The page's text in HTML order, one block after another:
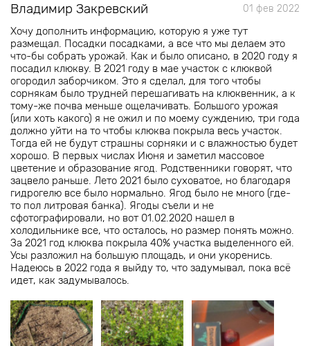
Владимир Закревский 01 фев 2022
Хочу дополнить информацию, которую я уже тут
размещал. Посадки посадками, а все что мы делаем это
что-бы собрать урожай. Как и было описано, в 2020 году я
посадил клюкву. В 2021 году в мае участок с клюквой
огородил заборчиком. Это я сделал, для того чтобы
сорнякам было трудней перешагивать на клюквенник, а к
тому-же почва меньше ощелачивать. Большого урожая
(или хоть какого) я не ожил и по моему суждению, три года
должно уйти на то чтобы клюква покрыла весь участок.
Тогда ей не будут страшны сорняки и с влажностью будет
хорошо. В первых числах Июня и заметил массовое
цветение и образование ягод. Родственники говорят, что
зацвело раньше. Лето 2021 было суховатое, но благодаря
гидрогелю все было нормально. Ягод было не много (где-
то пол литровая банка). Ягоды съели и не
сфотографировали, но вот 01.02.2020 нашел в
холодильнике все, что осталось, но размер понять можно.
За 2021 год клюква покрыла 40% участка выделенного ей.
Усы разложил на большую площадь, и они укоренись.
Надеюсь в 2022 года я выйду то, что задумывал, пока всё
идет, как задумывалось.